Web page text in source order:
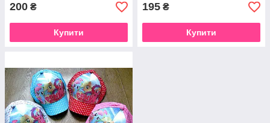
200 ₴
Купити
195 ₴
Купити